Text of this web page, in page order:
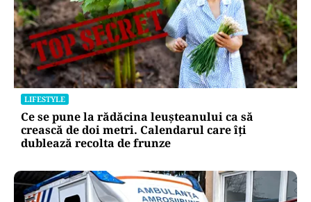
LIFESTYLE
Ce se pune la rădăcina leușteanului ca să
crească de doi metri. Calendarul care îți
dublează recolta de frunze